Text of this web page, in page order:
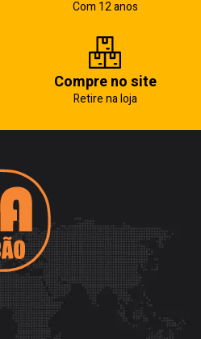
Com 12 anos
Compre no site
Retire na loja